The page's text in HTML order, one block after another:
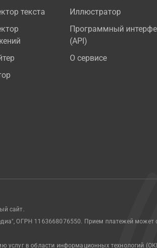
текста
Иллюстратор
Программный
(API)
О сервисе
сайт.
ОГРН 1163668076550. Прием платежей может
услуг в области информационных технологий